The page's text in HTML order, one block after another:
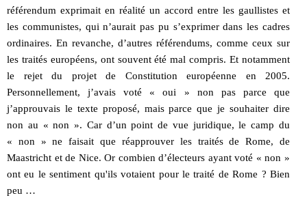
référendum exprimait en réalité un accord entre les gaullistes et
les communistes, qui n’aurait pas pu s’exprimer dans les cadres
ordinaires. En revanche, d’autres référendums, comme ceux sur
les traités européens, ont souvent été mal compris. Et notamment
le rejet du projet de Constitution européenne en 2005.
Personnellement, j’avais voté « oui » non pas parce que
j’approuvais le texte proposé, mais parce que je souhaiter dire
non au « non ». Car d’un point de vue juridique, le camp du
« non » ne faisait que réapprouver les traités de Rome, de
Maastricht et de Nice. Or combien d’électeurs ayant voté « non »
ont eu le sentiment qu'ils votaient pour le traité de Rome ? Bien
peu …